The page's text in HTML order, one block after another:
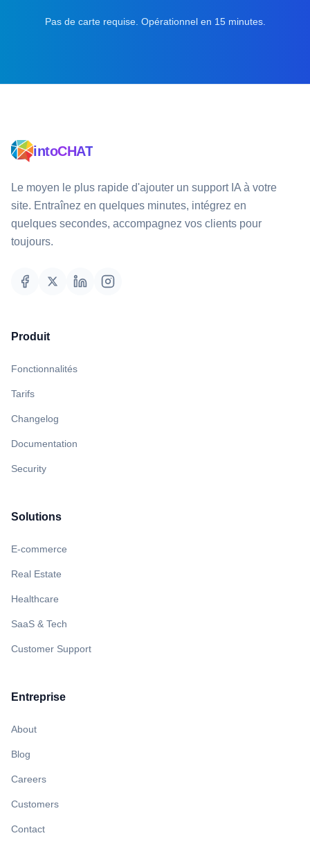
Pas de carte requise. Opérationnel en 15 minutes.
intoCHAT
Le moyen le plus rapide d'ajouter un support IA à votre
site. Entraînez en quelques minutes, intégrez en
quelques secondes, accompagnez vos clients pour
toujours.
Produit
Fonctionnalités
Tarifs
Changelog
Documentation
Security
Solutions
E-commerce
Real Estate
Healthcare
SaaS & Tech
Customer Support
Entreprise
About
Blog
Careers
Customers
Contact